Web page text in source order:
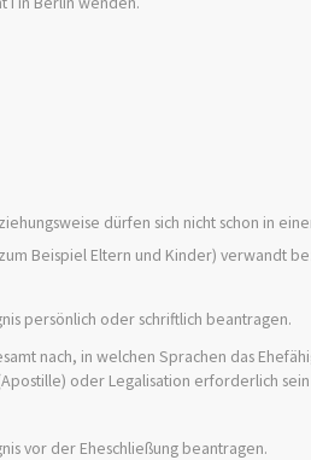
dürfen sich nicht schon in
Beispiel Eltern und Kinder) verwandt
persönlich oder schriftlich beantragen.
nach, in welchen Sprachen das
oder Legalisation erforderlich
vor der Eheschließung beantragen.